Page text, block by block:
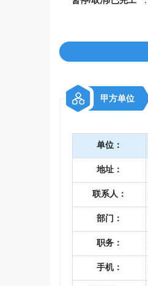
甲方单位
单位：
地址：
联系人：
部门：
职务：
手机：